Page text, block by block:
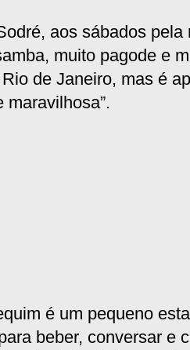
aos sábados
muito pagode e
de Janeiro, mas é
maravilhosa”.
é um pequeno
beber, conversar e